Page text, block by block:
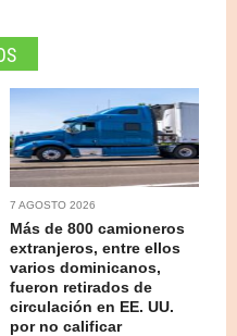
7 AGOSTO 2026
Más de 800 camioneros
extranjeros, entre ellos
varios dominicanos,
fueron retirados de
circulación en EE. UU.
por no calificar